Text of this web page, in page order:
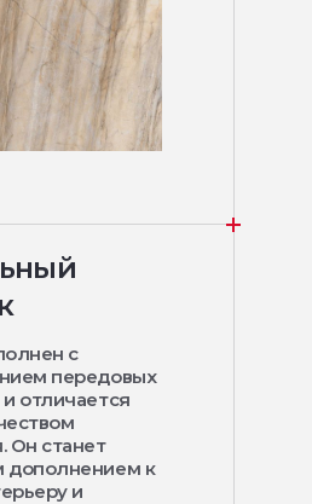
с
передовых
отличается
Он станет
дополнением к
и